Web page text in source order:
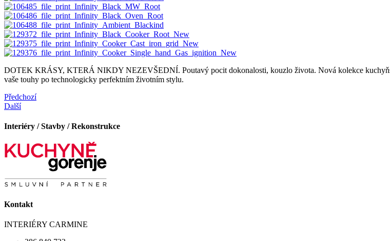
DOTEK KRÁSY, KTERÁ NIKDY NEZEVŠEDNÍ. Poutavý pocit dokonalosti, kouzlo života. Nová kolekce
vaše touhy po technologicky perfektním životním stylu.
Předchozí
Další
Interiéry / Stavby / Rekonstrukce
Kontakt
INTERIÉRY CARMINE